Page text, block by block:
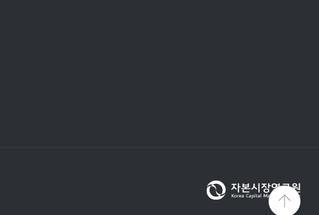
을 통한 관리 절차 등을 마련할 필요가 있다. 이상거래 및 자금세탁 방지 체계
권리에 중대한 영향을 미칠 수 있다는 점에서 적용 여부에 대한 검토가 필요하다.
제31조), 안정성(제32조) 등의 의무의 적용 가능성은 제한적일 것이다. 하지만 내부
될 가능성을 검토할 수 있다.
에 금융투자업자는 전사적 AI 인벤토리를 구축하고, 도입하려는 AI 모형의 고영향
준수 체계를 우선 확립할 필요가 있다.